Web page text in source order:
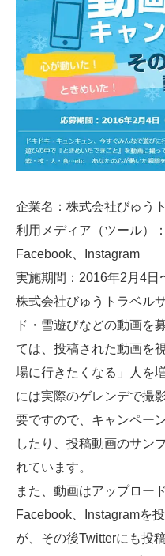
企業名：株式会社びゅう
利用メディア（ツール）
Facebook、Instagram
実施期間：2016年2月4日
株式会社びゅうトラベル
ド・雪遊びなどの動画を
ては、投稿された動画を
場に行きたくなる」人を
には実際のゲレンデで撮
要ですので、キャンペー
したり、投稿動画のサン
れています。
また、動画はアップロー
Facebook、Instagramを
が、その後Twitterにも投